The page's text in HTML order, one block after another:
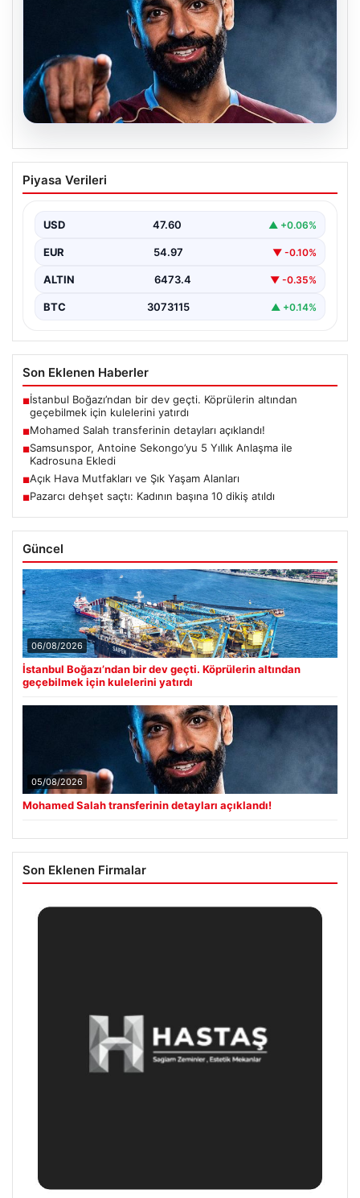
05.08.2026
Mohamed Salah transferinin detayları
açıklandı!
Piyasa Verileri
USD 47.60 ▲ +0.06%
EUR 54.97 ▼ -0.10%
ALTIN 6473.4 ▼ -0.35%
BTC 3073115 ▲ +0.14%
Son Eklenen Haberler
■İstanbul Boğazı’ndan bir dev geçti. Köprülerin altından
geçebilmek için kulelerini yatırdı
■Mohamed Salah transferinin detayları açıklandı!
■Samsunspor, Antoine Sekongo’yu 5 Yıllık Anlaşma ile
Kadrosuna Ekledi
■Açık Hava Mutfakları ve Şık Yaşam Alanları
■Pazarcı dehşet saçtı: Kadının başına 10 dikiş atıldı
Güncel
06/08/2026
İstanbul Boğazı’ndan bir dev geçti. Köprülerin altından
geçebilmek için kulelerini yatırdı
05/08/2026
Mohamed Salah transferinin detayları açıklandı!
Son Eklenen Firmalar